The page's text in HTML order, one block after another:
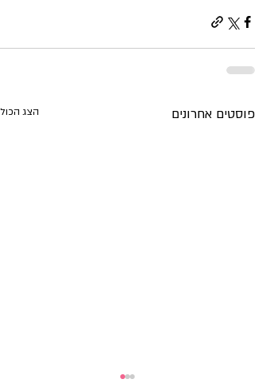
פוסטים אחרונים הצג הכול